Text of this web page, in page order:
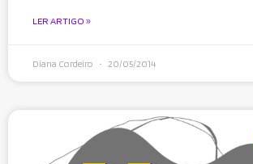
LER ARTIGO »
Diana Cordeiro 20/05/2014